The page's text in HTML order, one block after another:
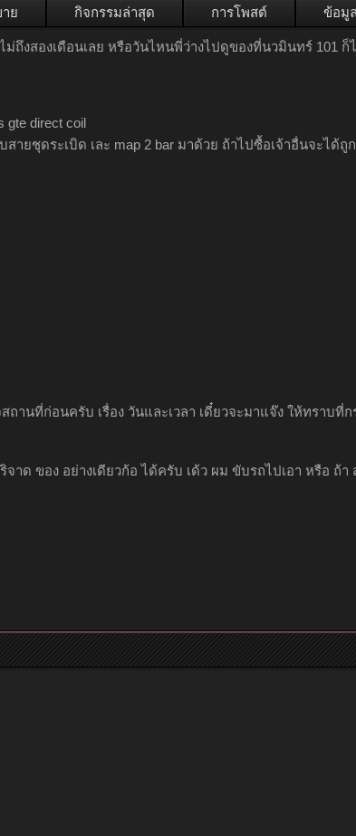
ย กิจกรรมล่าสุด การโพสต์ ข้อมูล
ถึงสองเดือนเลย หรือวันไหนพี่ว่างไปดูของที่นวมินทร์ 101 ก็
gte direct coil
ายชุดระเบิด เละ map 2 bar มาด้วย ถ้าไปซื้อเจ้าอื่นจะได้
ถานที่ก่อนครับ เรื่อง วันและเวลา เดี๋ยวจะมาแจ๊ง ให้ทราบที่
าด ของ อย่างเดียวก้อ ได้ครับ เด้ว ผม ขับรถไปเอา หรือ ถ้